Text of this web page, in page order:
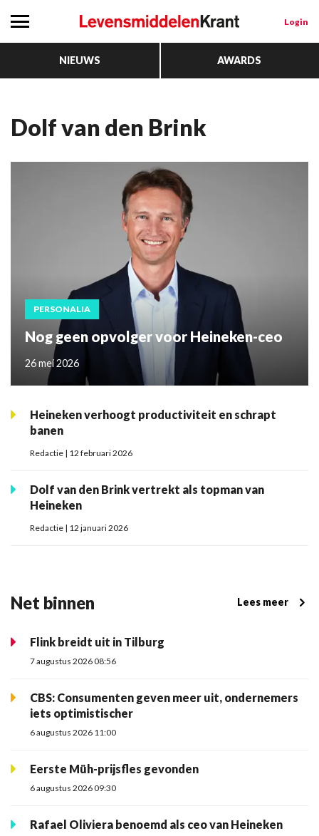
Login
NIEUWS AWARDS
Dolf van den Brink
PERSONALIA
Nog geen opvolger voor Heineken-ceo
26 mei 2026
Heineken verhoogt productiviteit en schrapt
banen
Redactie | 12 februari 2026
Dolf van den Brink vertrekt als topman van
Heineken
Redactie | 12 januari 2026
Net binnen Lees meer
Flink breidt uit in Tilburg
7 augustus 2026 08:56
CBS: Consumenten geven meer uit, ondernemers
iets optimistischer
6 augustus 2026 11:00
Eerste Müh-prijsfles gevonden
6 augustus 2026 09:30
Rafael Oliviera benoemd als ceo van Heineken